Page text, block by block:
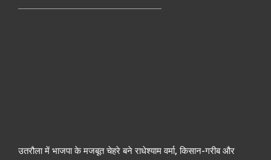
उतरौला में भाजपा के मजबूत चेहरे बने राधेश्याम वर्मा, किसान-गरीब और